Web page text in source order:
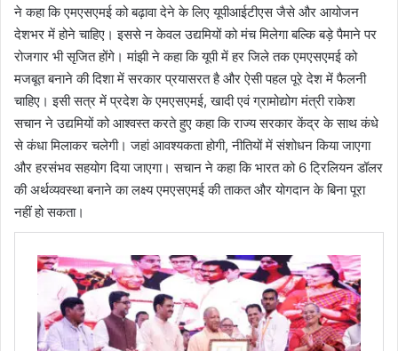
ने कहा कि एमएसएमई को बढ़ावा देने के लिए यूपीआईटीएस जैसे और आयोजन
देशभर में होने चाहिए। इससे न केवल उद्यमियों को मंच मिलेगा बल्कि बड़े पैमाने पर
रोजगार भी सृजित होंगे। मांझी ने कहा कि यूपी में हर जिले तक एमएसएमई को
मजबूत बनाने की दिशा में सरकार प्रयासरत है और ऐसी पहल पूरे देश में फैलनी
चाहिए। इसी सत्र में प्रदेश के एमएसएमई, खादी एवं ग्रामोद्योग मंत्री राकेश
सचान ने उद्यमियों को आश्वस्त करते हुए कहा कि राज्य सरकार केंद्र के साथ कंधे
से कंधा मिलाकर चलेगी। जहां आवश्यकता होगी, नीतियों में संशोधन किया जाएगा
और हरसंभव सहयोग दिया जाएगा। सचान ने कहा कि भारत को 6 ट्रिलियन डॉलर
की अर्थव्यवस्था बनाने का लक्ष्य एमएसएमई की ताकत और योगदान के बिना पूरा
नहीं हो सकता।